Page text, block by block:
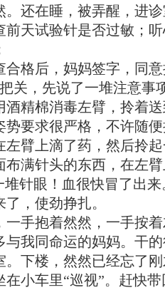
。还在睡，被弄醒，进
前天试验针是否过敏；
合格后，妈妈签字，同
关，先说了一堆注意事
酒精棉消毒左臂，拎着
势要求很严格，不许随
左臂上滴了药，然后拎
布满针头的东西，在左
针眼！血很快冒了出来
，使劲挣扎。
一手抱着然然，一手按
与我同命运的妈妈。干
。下楼，然然已经忘了
在小车里“巡视”。赶快